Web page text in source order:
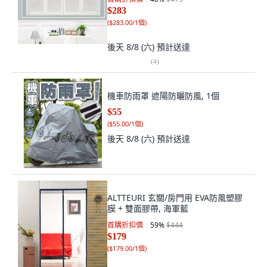
$283
($283.00/1個)
後天 8/8 (六) 預計送達
(4)
機車防雨罩 遮陽防曬防風, 1個
$55
($55.00/1個)
後天 8/8 (六) 預計送達
ALTTEURI 玄關/房門用 EVA防風塑膠
膜 + 雙面膠帶, 海軍藍
首購折扣價 59%$444
$179
($179.00/1個)